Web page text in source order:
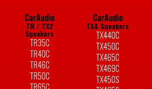
CarAudio
TR / TX2
Speakers
TR35C
TR40C
TR46C
TR50C
CarAudio
TX4 Speakers
TX440C
TX450C
TX465C
TX469C
TX450S